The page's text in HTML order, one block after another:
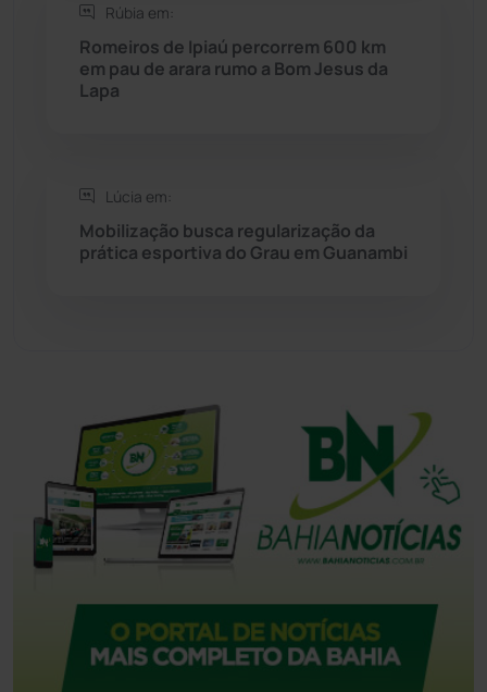
Sudoeste Baiano
Tanhaçu
Rúbia em:
Romeiros de Ipiaú percorrem 600 km
em pau de arara rumo a Bom Jesus da
Lapa
Lúcia em:
Mobilização busca regularização da
prática esportiva do Grau em Guanambi